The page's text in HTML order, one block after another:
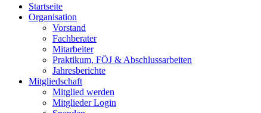
Startseite
Organisation
Vorstand
Fachberater
Mitarbeiter
Praktikum, FÖJ & Abschlussarbeiten
Jahresberichte
Mitgliedschaft
Mitglied werden
Mitglieder Login